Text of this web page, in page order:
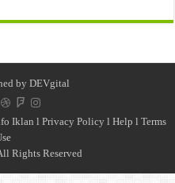
by DEVgital
Iklan l Privacy Policy l Help l Terms
Rights Reserved